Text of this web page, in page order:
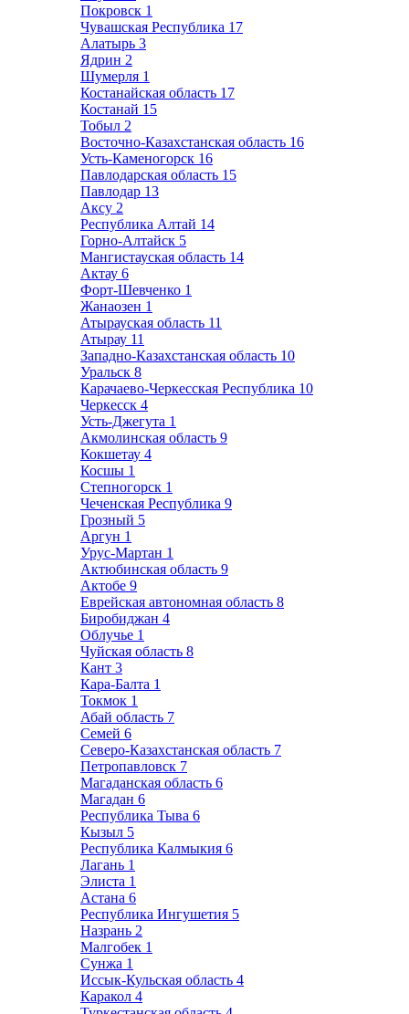
Покровск 1
Чувашская Республика 17
Алатырь 3
Ядрин 2
Шумерля 1
Костанайская область 17
Костанай 15
Тобыл 2
Восточно-Казахстанская область 16
Усть-Каменогорск 16
Павлодарская область 15
Павлодар 13
Аксу 2
Республика Алтай 14
Горно-Алтайск 5
Мангистауская область 14
Актау 6
Форт-Шевченко 1
Жанаозен 1
Атырауская область 11
Атырау 11
Западно-Казахстанская область 10
Уральск 8
Карачаево-Черкесская Республика 10
Черкесск 4
Усть-Джегута 1
Акмолинская область 9
Кокшетау 4
Косшы 1
Степногорск 1
Чеченская Республика 9
Грозный 5
Аргун 1
Урус-Мартан 1
Актюбинская область 9
Актобе 9
Еврейская автономная область 8
Биробиджан 4
Облучье 1
Чуйская область 8
Кант 3
Кара-Балта 1
Токмок 1
Абай область 7
Семей 6
Северо-Казахстанская область 7
Петропавловск 7
Магаданская область 6
Магадан 6
Республика Тыва 6
Кызыл 5
Республика Калмыкия 6
Лагань 1
Элиста 1
Астана 6
Республика Ингушетия 5
Назрань 2
Малгобек 1
Сунжа 1
Иссык-Кульская область 4
Каракол 4